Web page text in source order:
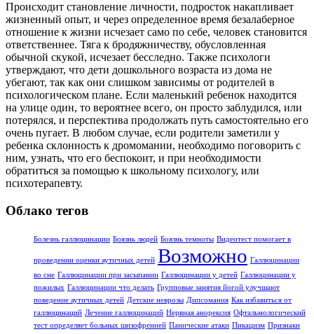
Происходит становление личности, подросток накапливает
жизненный опыт, и через определенное время безалаберное
отношение к жизни исчезает само по себе, человек становится
ответственнее. Тяга к бродяжничеству, обусловленная
обычной скукой, исчезает бесследно. Также психологи
утверждают, что дети дошкольного возраста из дома не
убегают, так как они слишком зависимы от родителей в
психологическом плане. Если маленький ребенок находится
на улице один, то вероятнее всего, он просто заблудился, или
потерялся, и перспектива продолжать путь самостоятельно его
очень пугает. В любом случае, если родители заметили у
ребенка склонность к дромомании, необходимо поговорить с
ним, узнать, что его беспокоит, и при необходимости
обратиться за помощью к школьному психологу, или
психотерапевту.
Облако тегов
Болезнь галлюцинации Боязнь людей Боязнь темноты Видеотест помогает в
проведении оценки аутичных детей Возможно Галлюцинации
во сне Галлюцинации при засыпании Галлюцинации у детей Галлюцинации у
пожилых Галлюцинации что делать Групповые занятия йогой улучшают
поведение аутичных детей Детские неврозы Дипсомания Как избавиться от
галлюцинаций Лечение галлюцинаций Нервная анорексия Офтальмологический
тест определяет больных шизофренией Панические атаки Пикацизм Признаки